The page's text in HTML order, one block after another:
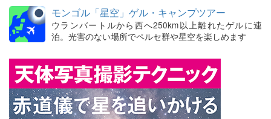
モンゴル「星空」ゲル・キャンプツアー
ウランバートルから西へ250km以上離れたゲルに連
泊。光害のない場所でペルセ群や星空を楽しめます